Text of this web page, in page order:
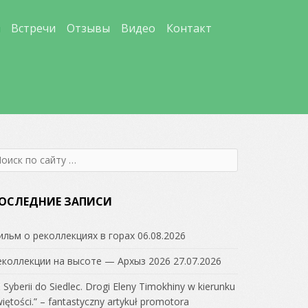
Встречи Отзывы Видео Контакт
ЗАПИСИ
о реколлекциях в горах 06.08.2026
на высоте — Архыз 2026 27.07.2026
Syberii do Siedlec. Drogi Eleny Timokhiny w kierunku
– fantastyczny artykuł promotora